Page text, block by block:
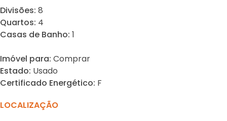
Divisões: 8
Quartos: 4
Casas de Banho: 1
Imóvel para: Comprar
Estado: Usado
Certificado Energético: F
LOCALIZAÇÃO